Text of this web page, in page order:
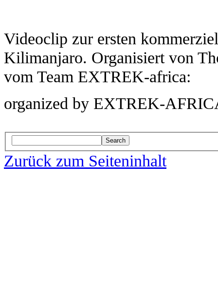
Videoclip zur ersten
Kilimanjaro. Organisiert von
vom Team EXTREK-africa:
organized by EXTREK-
Search
Zurück zum Seiteninhalt